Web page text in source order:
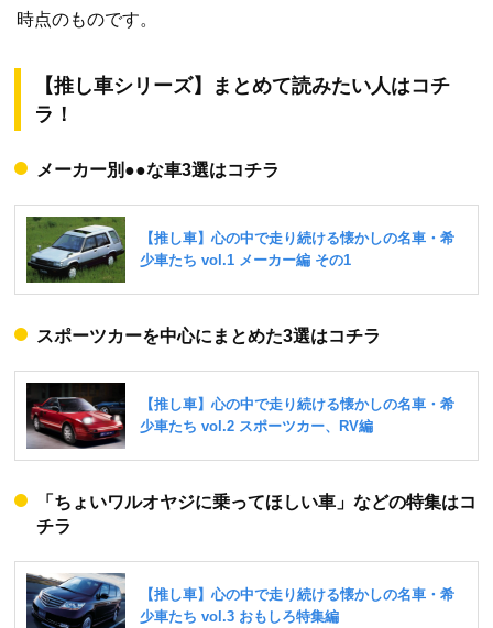
時点のものです。
【推し車シリーズ】まとめて読みたい人はコチ
ラ！
メーカー別●●な車3選はコチラ
スポーツカーを中心にまとめた3選はコチラ
「ちょいワルオヤジに乗ってほしい車」などの特集はコ
チラ